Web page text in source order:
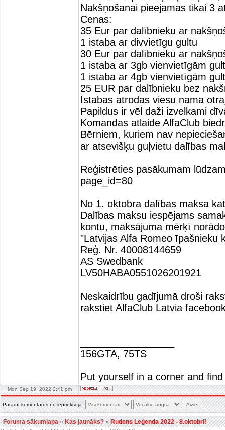
Nakšņošanai pieejamas tikai 3
Cenas:
35 Eur par dalībnieku ar
1 istaba ar divvietīgu gultu
30 Eur par dalībnieku ar
1 istaba ar 3gb vienvietīgām
1 istaba ar 4gb vienvietīgām
25 EUR par dalībnieku bez
Istabas atrodas viesu nama
Papildus ir vēl daži izvelkami
Komandas atlaide AlfaClub
Bērniem, kuriem nav
ar atsevišķu guļvietu dalības
Reģistrēties pasākumam
page_id=80
No 1. oktobra dalības maksa
Dalības maksu iespējams
kontu, maksājuma mērķī
"Latvijas Alfa Romeo īpašnieku
Reģ. Nr. 40008144659
AS Swedbank
LV50HABA0551026201921
Neskaidrību gadījumā droši
rakstiet AlfaClub Latvia
156GTA, 75TS
Put yourself in a corner and
Mon Sep 19, 2022 2:41 pm
Parādīt komentārus no iepriekšējā:
Foruma sākumlapa»Kas jaunāks?»Rudens Leģenda 2022 - 8.oktobrī!